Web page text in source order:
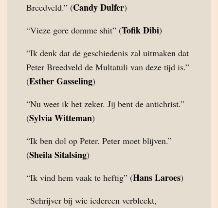
Breedveld.” (Candy Dulfer)
“Vieze gore domme shit” (Tofik Dibi)
“Ik denk dat de geschiedenis zal uitmaken dat
Peter Breedveld de Multatuli van deze tijd is.”
(Esther Gasseling)
“Nu weet ik het zeker. Jij bent de antichrist.”
(Sylvia Witteman)
“Ik ben dol op Peter. Peter moet blijven.”
(Sheila Sitalsing)
“Ik vind hem vaak te heftig” (Hans Laroes)
“Schrijver bij wie iedereen verbleekt,